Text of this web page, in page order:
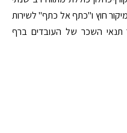
חוץ ו"כתף אל כתף" לשירות
תנאי השכר של העובדים ברף